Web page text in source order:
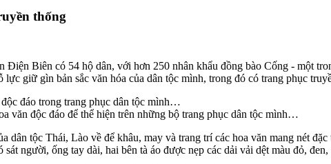
thống
Điện Biên có 54 hộ dân, với hơn 250 nhân khẩu đồng bào Cống - một
giữ gìn bản sắc văn hóa của dân tộc mình, trong đó có trang phục
văn độc đáo để thể hiện trên những bộ trang phục dân tộc mình…
dân tộc Thái, Lào về để khâu, may và trang trí các hoa văn mang nét
người, ống tay dài, hai bên tà áo được nẹp các dải vải dệt màu đỏ, đen,